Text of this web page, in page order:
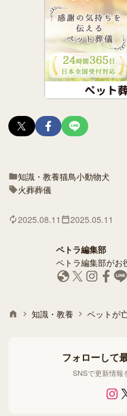
知識・教養猫鳥小動物犬
火葬葬儀
2025.08.11 2025.05.11
ペトラ編集部
ペトラ編集部がお
知識・教養
フォローして
SNSで更新情報